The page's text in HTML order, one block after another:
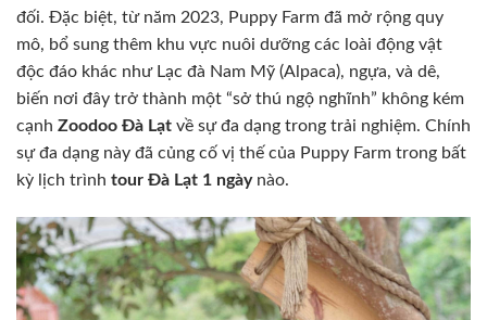
đối. Đặc biệt, từ năm 2023, Puppy Farm đã mở rộng quy
mô, bổ sung thêm khu vực nuôi dưỡng các loài động vật
độc đáo khác như Lạc đà Nam Mỹ (Alpaca), ngựa, và dê,
biến nơi đây trở thành một “sở thú ngộ nghĩnh” không kém
cạnh Zoodoo Đà Lạt về sự đa dạng trong trải nghiệm. Chính
sự đa dạng này đã củng cố vị thế của Puppy Farm trong bất
kỳ lịch trình tour Đà Lạt 1 ngàynào.